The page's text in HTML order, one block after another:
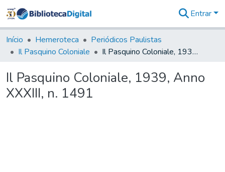
&
Coleções
Tudo na
Digital
Entrar
Início Hemeroteca
Periódicos Paulistas
Il Pasquino Coloniale
Il Pasquino Coloniale, 1939, Anno XXXIII, n. 1491
Il Pasquino Coloniale, 1939, Anno
XXXIII, n. 1491